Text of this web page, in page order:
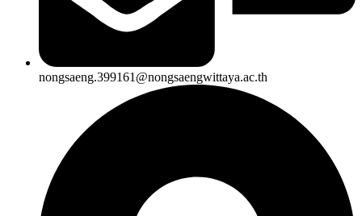
nongsaeng.399161@nongsaengwittaya.ac.th